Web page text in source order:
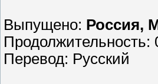
Выпущено: Россия,
Продолжительность:
Перевод: Русский